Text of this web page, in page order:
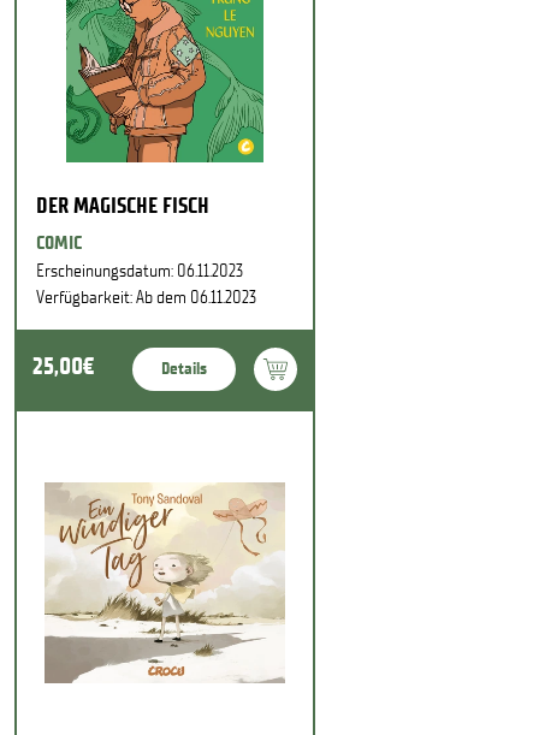
DER MAGISCHE FISCH
COMIC
Erscheinungsdatum: 06.11.2023
Verfügbarkeit: Ab dem 06.11.2023
25,00€ Details